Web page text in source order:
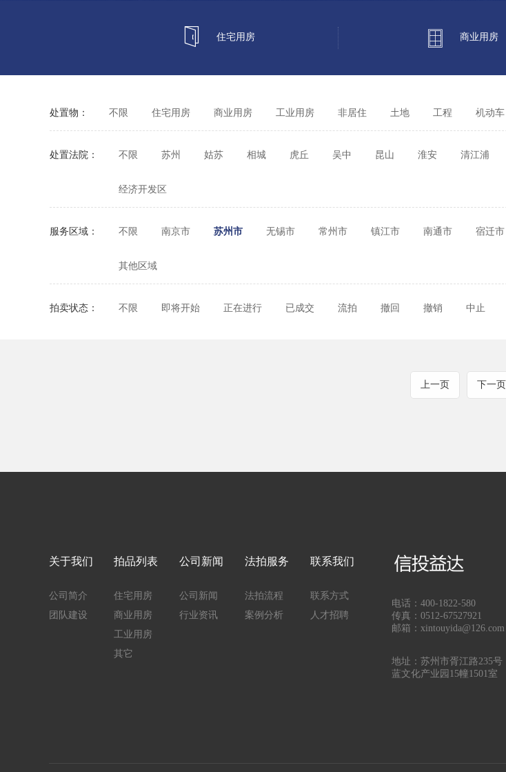
住宅用房 商业用房
其它
处置物： 不限 住宅用房 商业用房 工业用房 非居住 土地 工程 机动车
处置法院： 不限 苏州 姑苏 相城 虎丘 吴中 昆山 淮安 清江浦
经济开发区
服务区域： 不限 南京市 苏州市 无锡市 常州市 镇江市 南通市 宿迁市
其他区域
拍卖状态： 不限 即将开始 正在进行 已成交 流拍 撤回 撤销 中止
上一页 下一页
关于我们
公司简介
团队建设
拍品列表
住宅用房
商业用房
工业用房
其它
公司新闻
公司新闻
行业资讯
法拍服务
法拍流程
案例分析
联系我们
联系方式
人才招聘
电话：400-1822-580
传真：0512-67527921
邮箱：xintouyida@126.com
地址：苏州市胥江路235号
蓝文化产业园15幢1501室